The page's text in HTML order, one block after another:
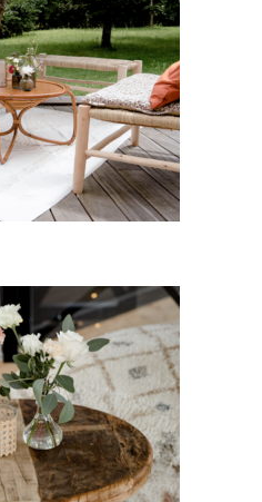
Imane
€
ronde Adam
€